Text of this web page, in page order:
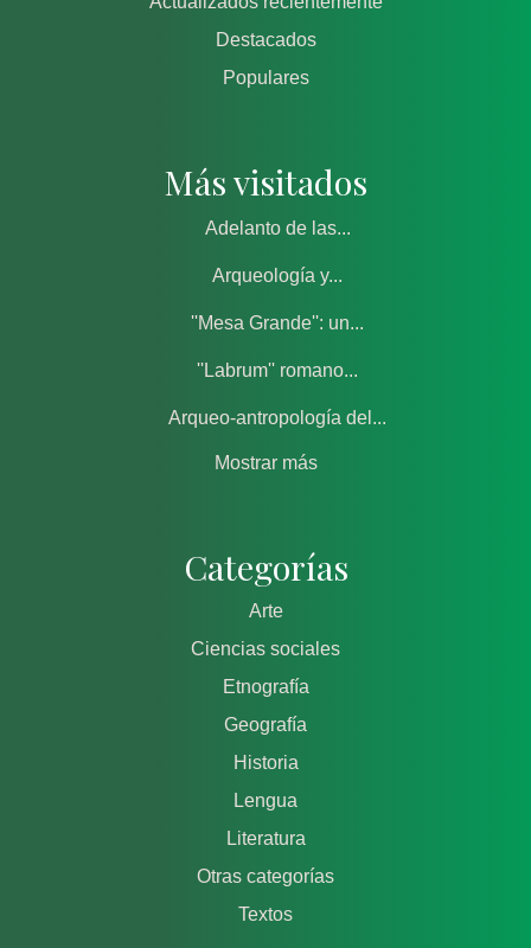
Destacados
Populares
Más visitados
Adelanto de las...
Arqueología y...
''Mesa Grande'': un...
''Labrum'' romano...
Arqueo-antropología del...
Mostrar más
Categorías
Arte
Ciencias sociales
Etnografía
Geografía
Historia
Lengua
Literatura
Otras categorías
Textos